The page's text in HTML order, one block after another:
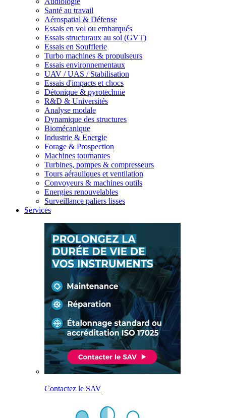
Santé au travail
Aérospatial & Défense
Essais en vol ou embarqués
Essais structuraux au sol (GVT)
Essais en Soufflerie
Turbo machines & propulseurs
Essais environnementaux
UAV / UAS / Stabilisation
Essais d'impacts et chocs
Détonique & pyrotechnie
R&D & Universités
Analyse modale
Dynamique des structures
Biomécanique
Industrie & Energie
Forage & Prospection
Machines tournantes
Turbines, pompes & compresseurs
Tours aérauliques et ventilation
Convoyeurs & machines outils
Energies renouvelables
Surveillance paliers lisses
Services
Contactez le SAV